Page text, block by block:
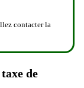
contacter la
de